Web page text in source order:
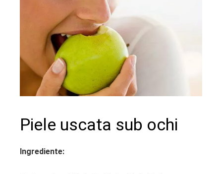
Piele uscata sub ochi
Ingrediente: